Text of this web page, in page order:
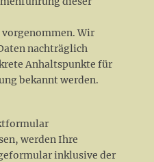
Wir
nachträglich
Anhaltspunkte für
bekannt werden.
werden Ihre
inklusive der